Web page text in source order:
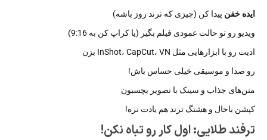
ایده خفن پیدا کن (چیزی که ترند روز باشه)
ویدیو رو تو حالت عمودی فیلم بگیر (یا کراپ کن به 9:16)
ادیت رو با ابزارهایی مثل InShot، CapCut، VN بزن
رو صدا و موسیقی خیلی حساس باش!
متن‌های جذاب و سینک با تصویر بچسبون
کپشن باحال و هشتگ ترند هم یادت نره!
ترفند طلایی: اول کار رو تباه نکن!